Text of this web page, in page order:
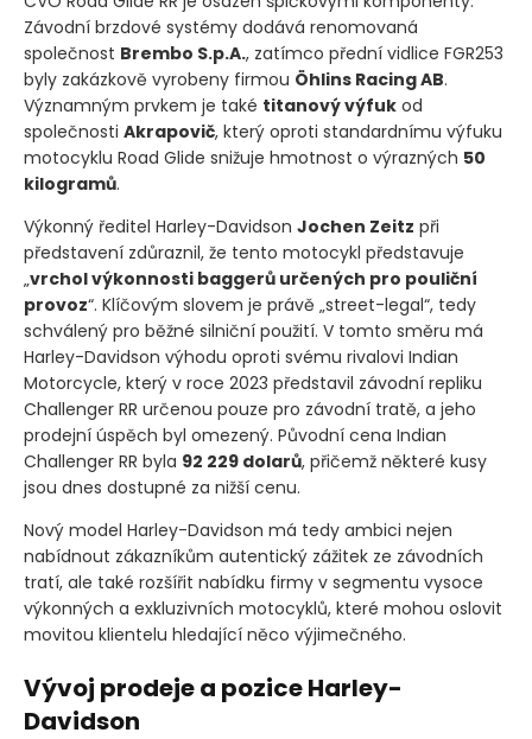
Závodní brzdové systémy dodává renomovaná
společnost Brembo S.p.A., zatímco přední vidlice FGR253
byly zakázkově vyrobeny firmou Öhlins Racing AB.
Významným prvkem je také titanový výfuk od
společnosti Akrapovič, který oproti standardnímu výfuku
motocyklu Road Glide snižuje hmotnost o výrazných 50
kilogramů.
Výkonný ředitel Harley-Davidson Jochen Zeitz při
představení zdůraznil, že tento motocykl představuje
„vrchol výkonnosti baggerů určených pro pouliční
provoz“. Klíčovým slovem je právě „street-legal“, tedy
schválený pro běžné silniční použití. V tomto směru má
Harley-Davidson výhodu oproti svému rivalovi Indian
Motorcycle, který v roce 2023 představil závodní repliku
Challenger RR určenou pouze pro závodní tratě, a jeho
prodejní úspěch byl omezený. Původní cena Indian
Challenger RR byla 92 229 dolarů, přičemž některé kusy
jsou dnes dostupné za nižší cenu.
Nový model Harley-Davidson má tedy ambici nejen
nabídnout zákazníkům autentický zážitek ze závodních
tratí, ale také rozšířit nabídku firmy v segmentu vysoce
výkonných a exkluzivních motocyklů, které mohou oslovit
movitou klientelu hledající něco výjimečného.
Vývoj prodeje a pozice Harley-
Davidson